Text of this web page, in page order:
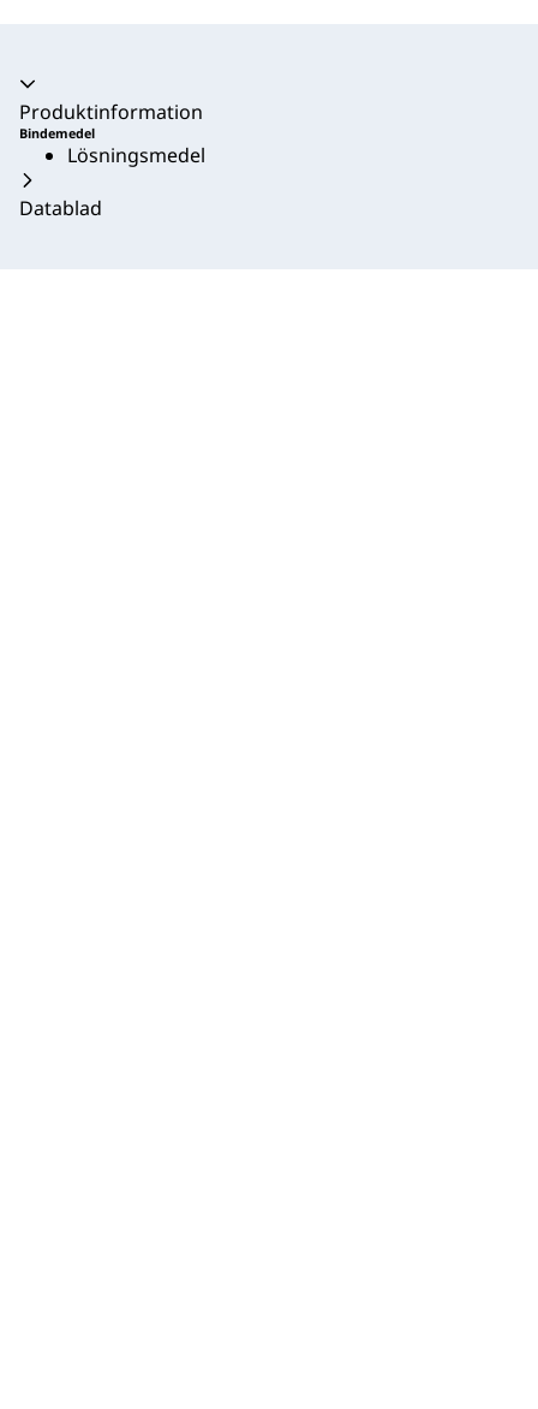
Produktinformation
Bindemedel
Lösningsmedel
Datablad